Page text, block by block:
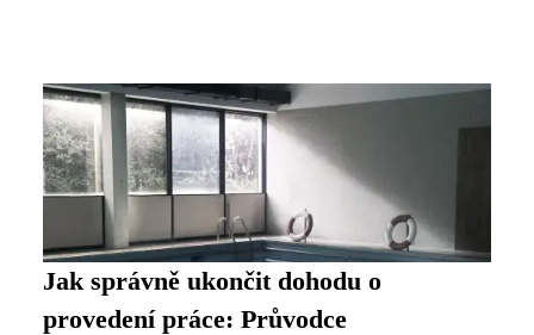
Jak správně ukončit dohodu o
provedení práce: Průvodce